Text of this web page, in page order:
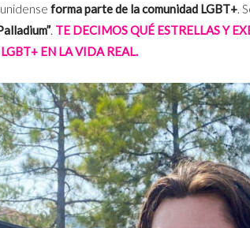
forma parte de la comunidad LGBT+.
. TE DECIMOS QUÉ ESTRELLAS Y
EN LA VIDA REAL.